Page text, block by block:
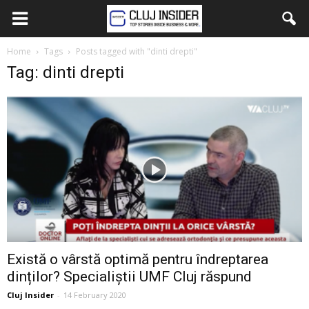
Home Tags Posts tagged with "dinti drepti"
Tag: dinti drepti
Există o vârstă optimă pentru îndreptarea
dinților? Specialiștii UMF Cluj răspund
Cluj Insider - 14 February 2020